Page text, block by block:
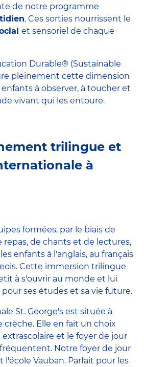
de notre programme
. Ces sorties nourrissent le
et sensoriel de chaque
Durable® (Sustainable
pleinement cette dimension
à observer, à toucher et
vivant qui les entoure.
trilingue et
à
formées, par le biais de
repas, de chants et de lectures,
enfants à l'anglais, au français
Cette immersion trilingue
à s'ouvrir au monde et lui
ses études et sa vie future.
St. George's est située à
Elle en fait un choix
et le foyer de jour
Notre foyer de jour
Vauban. Parfait pour les